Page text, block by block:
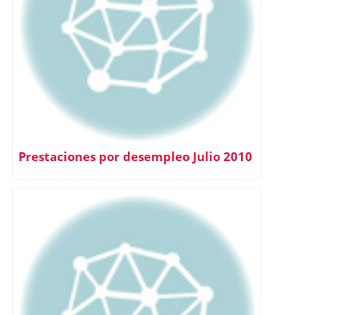
Prestaciones por desempleo Julio 2010